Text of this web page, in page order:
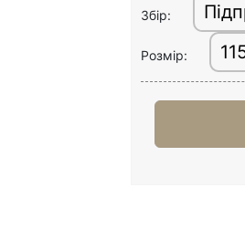
Збір:
Розмір: